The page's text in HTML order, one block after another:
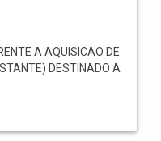
A AQUISICAO DE
DESTINADO A